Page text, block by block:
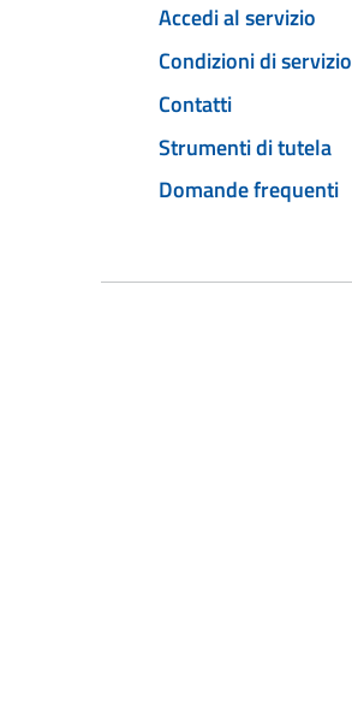
Accedi al servizio
Condizioni di servizio
Contatti
Strumenti di tutela
Domande frequenti